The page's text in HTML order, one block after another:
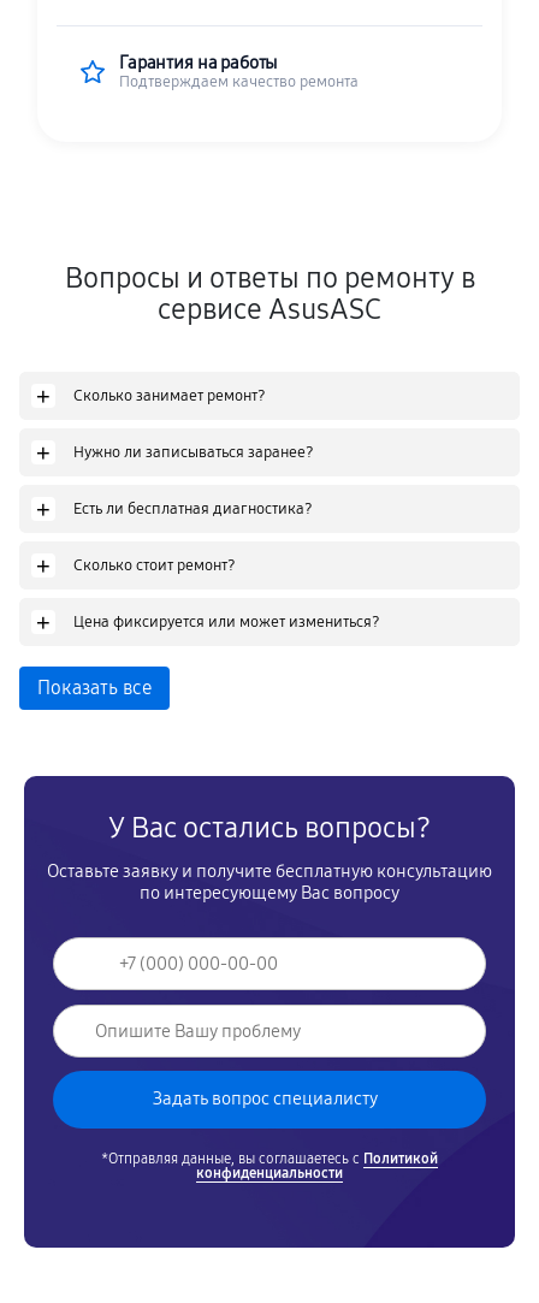
Гарантия на работы
Подтверждаем качество ремонта
Вопросы и ответы по ремонту в
сервисе AsusASC
+ Сколько занимает ремонт?
+ Нужно ли записываться заранее?
+ Есть ли бесплатная диагностика?
+ Сколько стоит ремонт?
+ Цена фиксируется или может измениться?
Показать все
У Вас остались вопросы?
Оставьте заявку и получите бесплатную консультацию
по интересующему Вас вопросу
*Отправляя данные, вы соглашаетесь с Политикой
конфиденциальности